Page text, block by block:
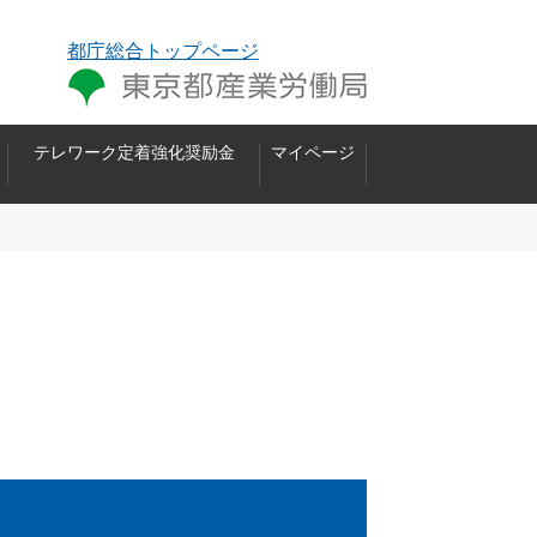
都庁総合トップページ
テレワーク定着強化奨励金 マイページ